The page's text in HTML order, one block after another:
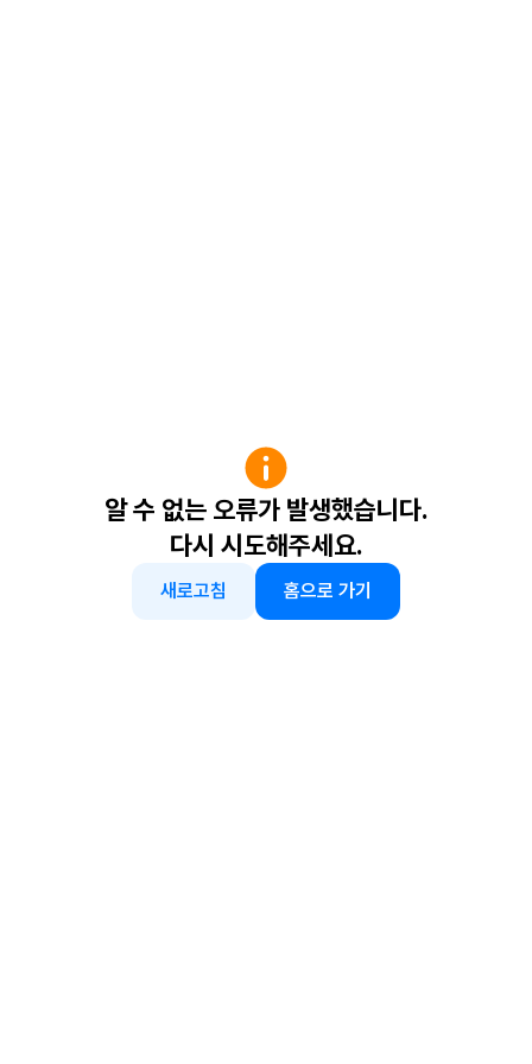
알 수 없는 오류가 발생했습니다.
다시 시도해주세요.
새로고침 홈으로 가기